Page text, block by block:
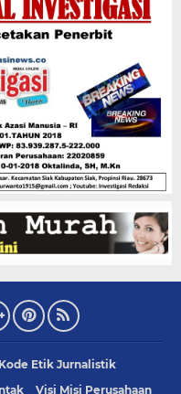
Kode Etik Jurnalistik
Visi Misi Perusahaan